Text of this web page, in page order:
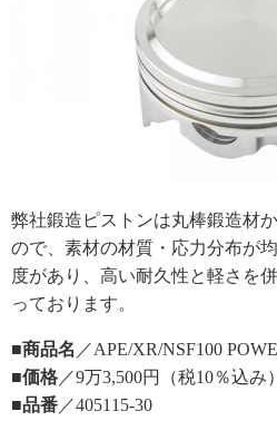
弊社鍛造ピストンは丸棒鍛造材
ので、素材の材質・応力分布が
度があり、高い耐久性と軽さを
っております。
■商品名 ／APE/XR/NSF100
■価格 ／9万3,500円（税10％込み）
■品番 ／405115-30